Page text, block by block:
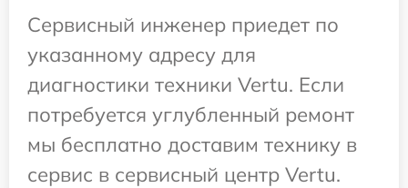
Сервисный инженер приедет по
указанному адресу для
диагностики техники Vertu. Если
потребуется углубленный ремонт
мы бесплатно доставим технику в
сервис в сервисный центр Vertu.